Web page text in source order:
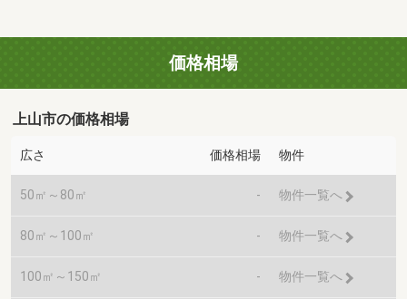
価格相場
上山市の価格相場
広さ 価格相場 物件
50㎡～80㎡ - 物件一覧へ
80㎡～100㎡ - 物件一覧へ
100㎡～150㎡ - 物件一覧へ